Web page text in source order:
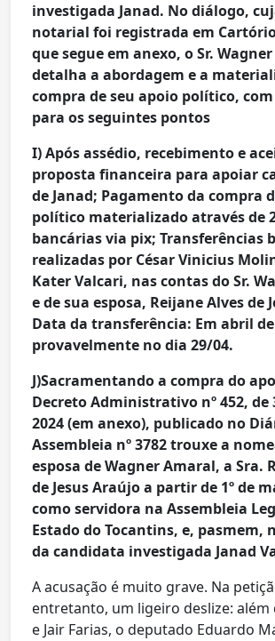
investigada Janad. No diálogo,
notarial foi registrada em
que segue em anexo, o Sr.
detalha a abordagem e a
compra de seu apoio político,
para os seguintes pontos
I) Após assédio, recebimento e
proposta financeira para apoiar
de Janad; Pagamento da compra
político materializado através de
bancárias via pix; Transferências
realizadas por César Vinicius
Kater Valcari, nas contas do Sr.
e de sua esposa, Reijane Alves de
Data da transferência: Em abril de
provavelmente no dia 29/04.
J)Sacramentando a compra do
Decreto Administrativo nº 452, de
2024 (em anexo), publicado no
Assembleia nº 3782 trouxe a
esposa de Wagner Amaral, a Sra.
de Jesus Araújo a partir de 1º de
como servidora na Assembleia
Estado do Tocantins, e, pasmem,
da candidata investigada Janad
A acusação é muito grave. Na
entretanto, um ligeiro deslize: além
e Jair Farias, o deputado Eduardo